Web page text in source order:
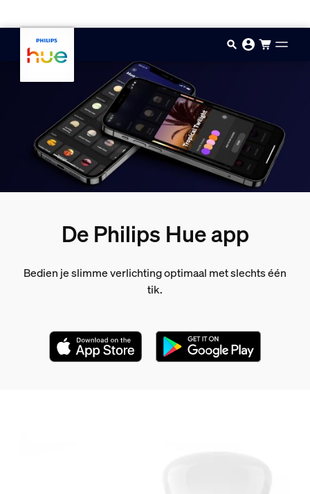
De Philips Hue app
Bedien je slimme verlichting optimaal met slechts één
tik.